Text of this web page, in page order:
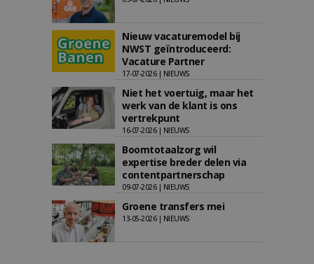
Nieuw vacaturemodel bij
NWST geïntroduceerd:
Vacature Partner
17-07-2026 | NIEUWS
Niet het voertuig, maar het
werk van de klant is ons
vertrekpunt
16-07-2026 | NIEUWS
Boomtotaalzorg wil
expertise breder delen via
contentpartnerschap
09-07-2026 | NIEUWS
Groene transfers mei
13-05-2026 | NIEUWS